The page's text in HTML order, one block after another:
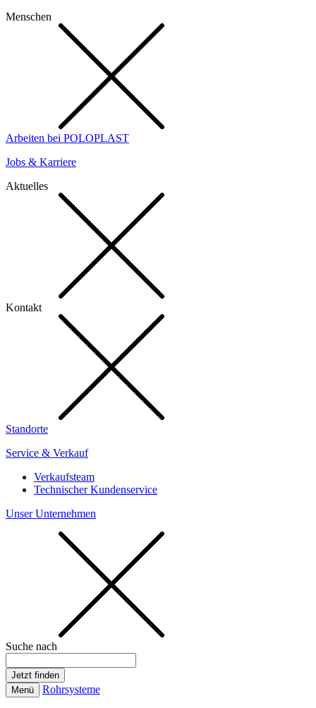
Menschen
Arbeiten bei POLOPLAST
Jobs & Karriere
Aktuelles
Kontakt
Standorte
Service & Verkauf
Verkaufsteam
Technischer Kundenservice
Unser Unternehmen
Suche nach
Menü Rohrsysteme